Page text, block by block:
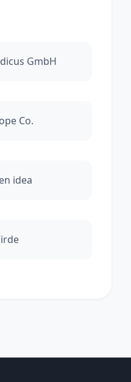
GmbH
Co.
idea